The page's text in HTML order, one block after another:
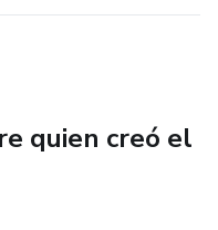
quien creó el